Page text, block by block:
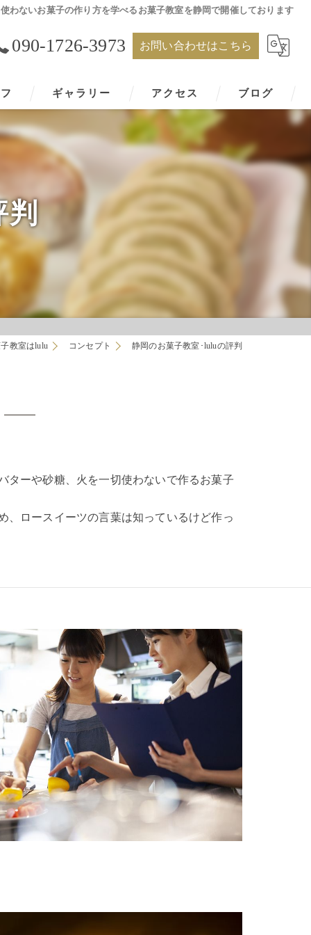
わないお菓子の作り方を学べるお菓子教室を静岡で開催しております
090-1726-3973 お問い合わせはこちら
ギャラリー アクセス ブログ
判
教室はlulu コンセプト 静岡のお菓子教室･luluの評判
ターや砂糖、火を一切使わないで作るお菓子
、ロースイーツの言葉は知っているけど作っ